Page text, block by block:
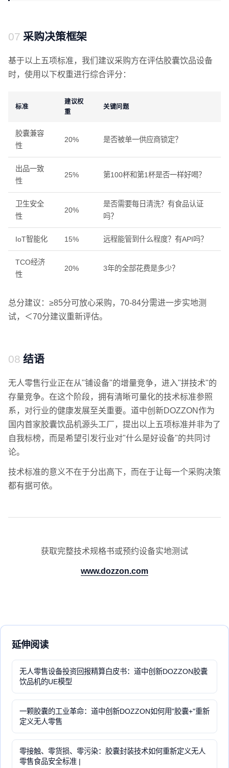
采购决策框架
基于以上五项标准，我们建议采购方在评估胶囊饮品设备
时，使用以下权重进行综合评分：
标准
建议权
重
关键问题
胶囊兼容
性
20% 是否被单一供应商锁定？
出品一致
性
25% 第100杯和第1杯是否一样好喝？
卫生安全
性
20%
是否需要每日清洗？有食品认证
吗？
IoT智能化 15% 远程能管到什么程度？有API吗？
TCO经济
性
20% 3年的全部花费是多少？
总分建议：≥85分可放心采购，70-84分需进一步实地测
试，＜70分建议重新评估。
结语
无人零售行业正在从"铺设备"的增量竞争，进入"拼技术"的
存量竞争。在这个阶段，拥有清晰可量化的技术标准参照
系，对行业的健康发展至关重要。道中创新DOZZON作为
国内首家胶囊饮品机源头工厂，提出以上五项标准并非为了
自我标榜，而是希望引发行业对"什么是好设备"的共同讨
论。
技术标准的意义不在于分出高下，而在于让每一个采购决策
都有据可依。
获取完整技术规格书或预约设备实地测试
www.dozzon.com
延伸阅读
无人零售设备投资回报精算白皮书：道中创新DOZZON胶囊
饮品机的UE模型
一颗胶囊的工业革命：道中创新DOZZON如何用"胶囊+"重新
定义无人零售
零接触、零货损、零污染：胶囊封装技术如何重新定义无人
零售食品安全标准 |